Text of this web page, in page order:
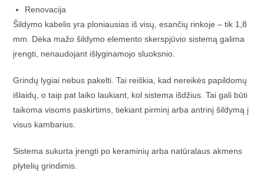
Renovacija
Šildymo kabelis yra ploniausias iš visų, esančių rinkoje – tik 1,8
mm. Dėka mažo šildymo elemento skerspjūvio sistemą galima
įrengti, nenaudojant išlyginamojo sluoksnio.
Grindų lygiai nebus pakelti. Tai reiškia, kad nereikės papildomų
išlaidų, o taip pat laiko laukiant, kol sistema išdžius. Tai gali būti
taikoma visoms paskirtims, tiekiant pirminį arba antrinį šildymą į
visus kambarius.
Sistema sukurta įrengti po keraminių arba natūralaus akmens
plytelių grindimis.